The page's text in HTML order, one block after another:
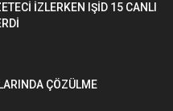
İZLERKEN IŞİD 15 CANLI
ÇÖZÜLME